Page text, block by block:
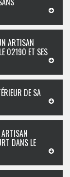
ARTISAN
02190 ET SES
DE SA
DANS LE